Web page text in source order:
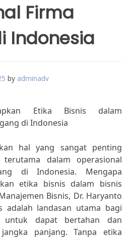
Firma
Indonesia
by adminadv
Etika Bisnis dalam
di Indonesia
hal yang sangat penting
dalam operasional
di Indonesia. Mengapa
etika bisnis dalam bisnis
Bisnis, Dr. Haryanto
adalah landasan utama bagi
untuk dapat bertahan dan
panjang. Tanpa etika